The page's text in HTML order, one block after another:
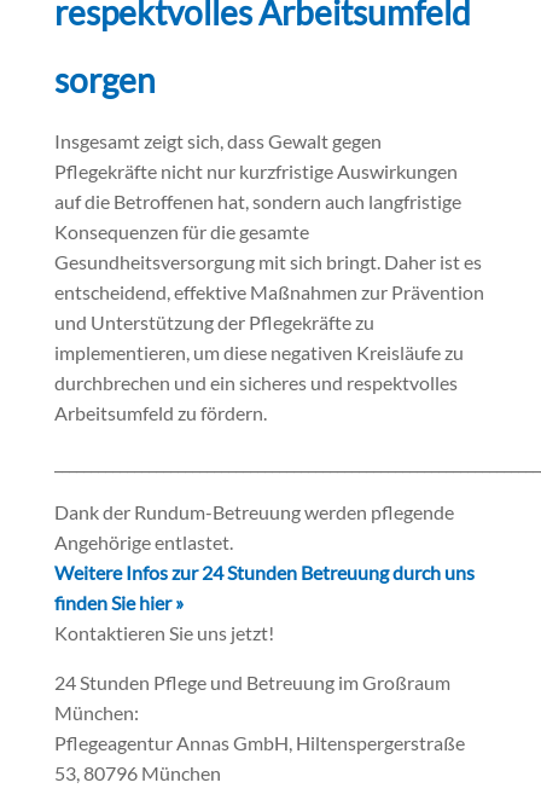
respektvolles Arbeitsumfeld
sorgen
Insgesamt zeigt sich, dass Gewalt gegen
Pflegekräfte nicht nur kurzfristige Auswirkungen
auf die Betroffenen hat, sondern auch langfristige
Konsequenzen für die gesamte
Gesundheitsversorgung mit sich bringt. Daher ist es
entscheidend, effektive Maßnahmen zur Prävention
und Unterstützung der Pflegekräfte zu
implementieren, um diese negativen Kreisläufe zu
durchbrechen und ein sicheres und respektvolles
Arbeitsumfeld zu fördern.
Dank der Rundum-Betreuung werden pflegende
Angehörige entlastet.
Weitere Infos zur 24 Stunden Betreuung durch uns
finden Sie hier »
Kontaktieren Sie uns jetzt!
24 Stunden Pflege und Betreuung im Großraum
München:
Pflegeagentur Annas GmbH, Hiltenspergerstraße
53, 80796 München